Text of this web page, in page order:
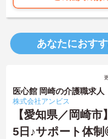
あなたにおす
医心館 岡崎の介護職求人
株式会社アンビス
【愛知県／岡崎
5日♪サポート体